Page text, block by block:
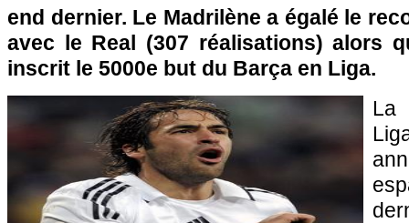
end dernier. Le Madrilène a égalé le
avec le Real (307 réalisations) alors
inscrit le 5000e but du Barça en Liga.
La